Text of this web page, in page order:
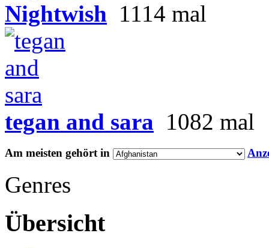
Nightwish 1114 mal
tegan and sara 1082 mal
Am meisten gehört in
Genres
Übersicht